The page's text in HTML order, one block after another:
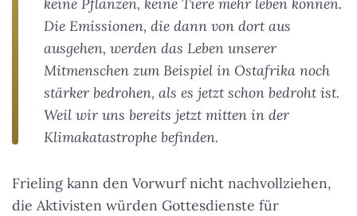
keine Pflanzen, keine Tiere mehr leben können.
Die Emissionen, die dann von dort aus
ausgehen, werden das Leben unserer
Mitmenschen zum Beispiel in Ostafrika noch
stärker bedrohen, als es jetzt schon bedroht ist.
Weil wir uns bereits jetzt mitten in der
Klimakatastrophe befinden.
Frieling kann den Vorwurf nicht nachvollziehen,
die Aktivisten würden Gottesdienste für